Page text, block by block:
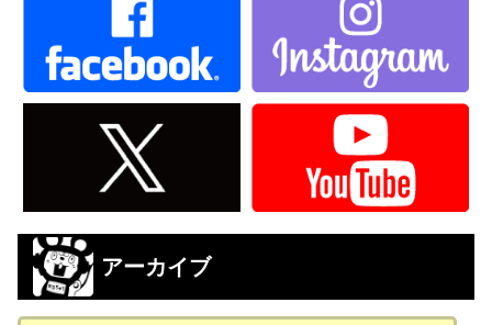
アーカイブ